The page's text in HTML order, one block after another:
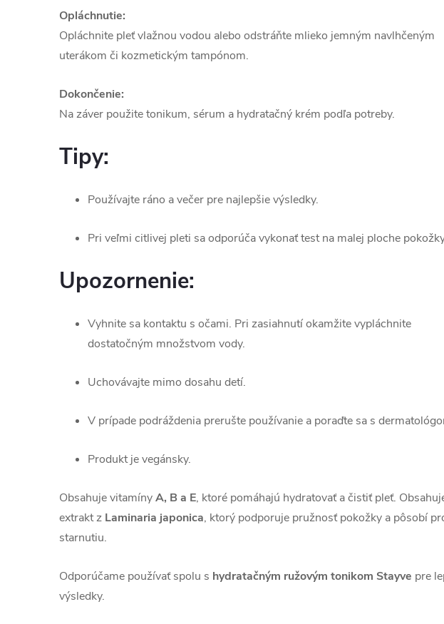
Opláchnutie:
Opláchnite pleť vlažnou vodou alebo odstráňte mlieko jemným navlhčeným
uterákom či kozmetickým tampónom.
Dokončenie:
Na záver použite tonikum, sérum a hydratačný krém podľa potreby.
Tipy:
Používajte ráno a večer pre najlepšie výsledky.
Pri veľmi citlivej pleti sa odporúča vykonať test na malej ploche
Upozornenie:
Vyhnite sa kontaktu s očami. Pri zasiahnutí okamžite vypláchnite
dostatočným množstvom vody.
Uchovávajte mimo dosahu detí.
V prípade podráždenia prerušte používanie a poraďte sa s
Produkt je vegánsky.
Obsahuje vitamínyA, B a E, ktoré pomáhajú hydratovať a čistiť pleť.
extrakt z Laminaria japonica, ktorý podporuje pružnosť pokožky a pôsobí
starnutiu.
Odporúčame používať spolu s hydratačným ružovým tonikom Stayve pre
výsledky.